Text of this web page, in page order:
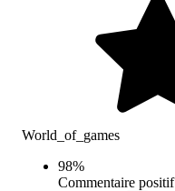
World_of_games
98%
Commentaire positif